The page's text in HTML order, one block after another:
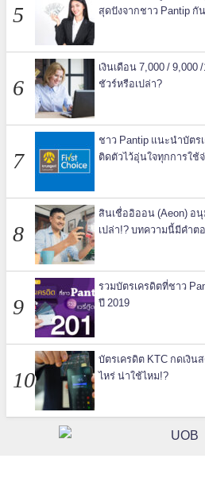
สุดปังจากชาว Pantip กั
เงินเดือน 7,000 / 9,000
ชัวร์หรือเปล่า?
ชาว Pantip แนะนำบัตร
ติดตัวไว้อุ่นใจทุกการใช้
สินเชื่ออิออน (Aeon) อนุ
เปล่า!? บทความนี้มีคำต
รวมบัตรเครดิตที่ชาว
ปี 2019
บัตรเครดิต KTC กดเงิน
ไหร่ น่าใช้ไหม!?